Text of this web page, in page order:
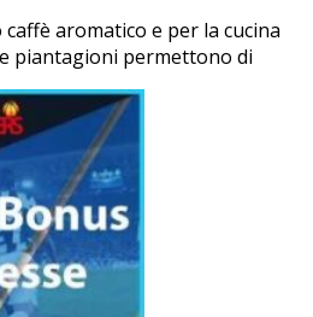
aromatico e per la cucina
piantagioni permettono di